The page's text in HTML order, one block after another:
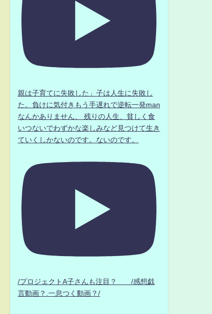
親は子育てに失敗した」子は人生に失敗し
た。負けに気付きもう手遅れで逆転一発man
なんかありません、 残りの人生、貧しく食
いつないでわずかな楽しみなど見つけて生き
ていくしかないのです。ないのです。
/プロジェクトA子さんも注目？ /感想戯
言動画？.一息つく動画？/